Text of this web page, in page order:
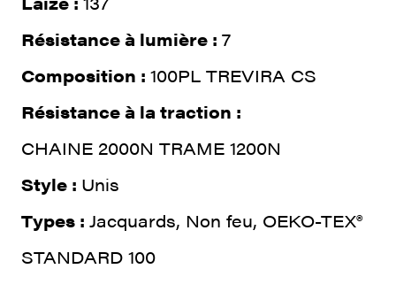
Résistance à lumière : 7
Composition : 100PL TREVIRA CS
Résistance à la traction :
CHAINE 2000N TRAME 1200N
Style : Unis
Types : Jacquards, Non feu, OEKO-TEX®
STANDARD 100